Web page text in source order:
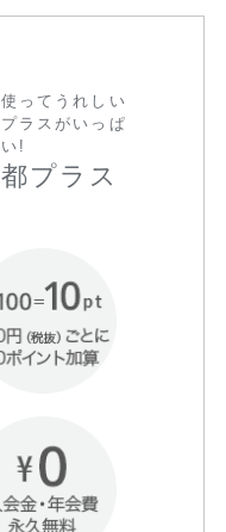
使ってうれしい
プラスがいっぱ
い!
都プラス